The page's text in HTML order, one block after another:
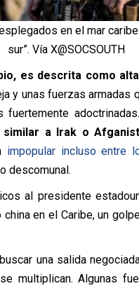
en el mar
sur”. Vía X@SOCSOUTH
es descrita como
y unas fuerzas armadas
adoctrinadas.
a Irak o
impopular incluso entre
descomunal.
al presidente
en el Caribe, un
una salida
multiplican. Algunas